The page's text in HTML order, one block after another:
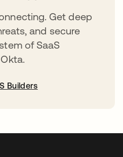
Get deep
and secure
of SaaS
Builders